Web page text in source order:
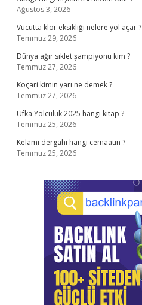
Ağustos 3, 2026
Vücutta klor eksikliği nelere yol açar ?
Temmuz 29, 2026
Dünya ağır sıklet şampiyonu kim ?
Temmuz 27, 2026
Koçari kimin yarı ne demek ?
Temmuz 27, 2026
Ufka Yolculuk 2025 hangi kitap ?
Temmuz 25, 2026
Kelami dergahı hangi cemaatin ?
Temmuz 25, 2026